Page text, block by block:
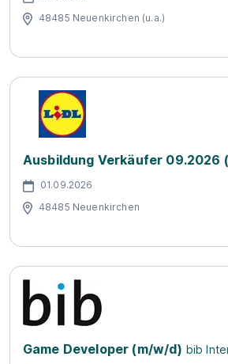
48485 Neuenkirchen (u.a.)
Ausbildung Verkäufer 09.2026
01.09.2026
48485 Neuenkirchen
Game Developer (m/w/d) bib